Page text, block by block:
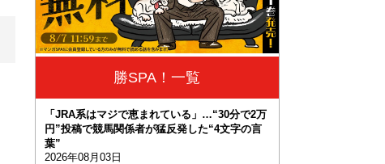
勝SPA！一覧
「JRA系はマジで恵まれている」…“30分で2万
円”投稿で競馬関係者が猛反発した“4文字の言
葉”
2026年08月03日